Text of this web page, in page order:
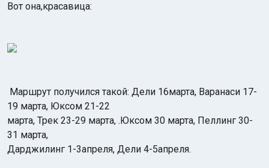
Вот она,красавица:
Маршрут получился такой: Дели 16марта, Варанаси 17-
19 марта, Юксом 21-22
марта, Трек 23-29 марта, .Юксом 30 марта, Пеллинг 30-
31 марта,
Дарджилинг 1-3апреля, Дели 4-5апреля.